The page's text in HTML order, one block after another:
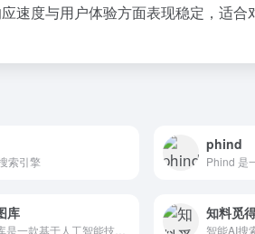
度与用户体验方面表现稳定，适
索引擎
phind
库 知料觅
智能AI搜